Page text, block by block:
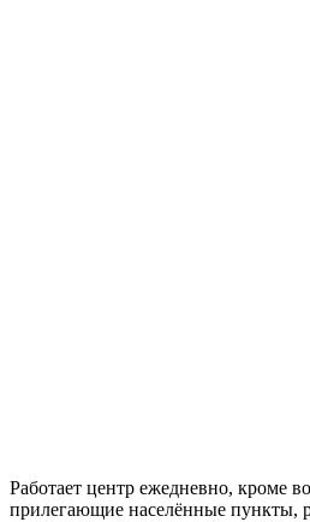
Работает центр ежедневно, кроме
прилегающие населённые пункты,